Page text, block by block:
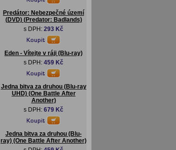
Predátor: Nebezpečné území
(DVD) (Predator: Badlands)
s DPH: 293 Kč
Eden - Vítejte v ráji (Blu-ray)
s DPH: 459 Kč
Jedna bitva za druhou (Blu-ray
UHD) (One Battle After
Another)
s DPH: 679 Kč
Jedna bitva za druhou (Blu-
ray) (One Battle After Another)